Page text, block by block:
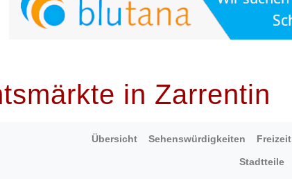
in Zarrentin
Übersicht Sehenswürdigkeiten Freizeit
Stadtteile